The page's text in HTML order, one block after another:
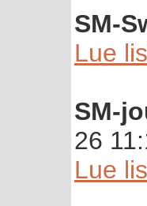
SM-
Lue
SM-
26
Lue